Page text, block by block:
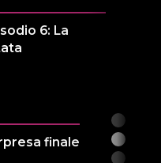
6: La
finale